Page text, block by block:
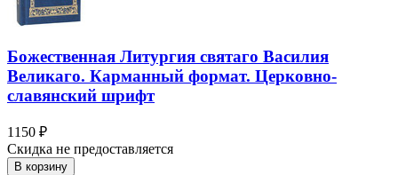
Божественная Литургия святаго Василия
Великаго. Карманный формат. Церковно-
славянский шрифт
1150 ₽
Скидка не предоставляется
В корзину